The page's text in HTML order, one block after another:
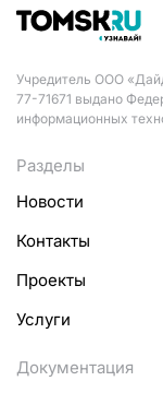
Учредитель ООО
77-71671 выдано
информационных
Разделы
Новости
Контакты
Проекты
Услуги
Документация